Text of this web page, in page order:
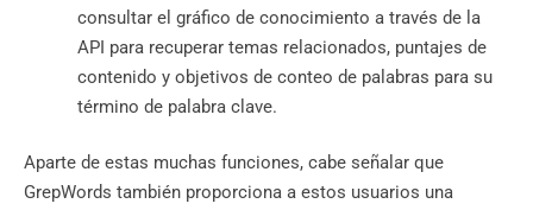
consultar el gráfico de conocimiento a través de la
API para recuperar temas relacionados, puntajes de
contenido y objetivos de conteo de palabras para su
término de palabra clave.
Aparte de estas muchas funciones, cabe señalar que
GrepWords también proporciona a estos usuarios una